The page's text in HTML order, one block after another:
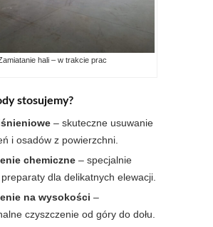
hali – w trakcie prac
stosujemy?
– skuteczne usuwanie
i osadów z powierzchni.
chemiczne – specjalnie
dla delikatnych elewacji.
na wysokości –
czyszczenie od góry do dołu.